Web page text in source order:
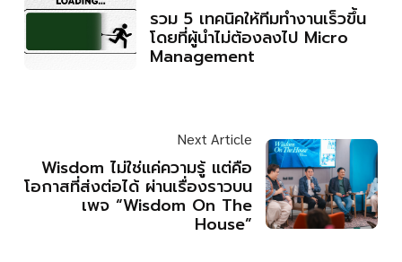
รวม 5 เทคนิคให้ทีมทำงานเร็วขึ้น
โดยที่ผู้นำไม่ต้องลงไป Micro
Management
Next Article
Wisdom ไม่ใช่แค่ความรู้ แต่คือ
โอกาสที่ส่งต่อได้ ผ่านเรื่องราวบน
เพจ “Wisdom On The
House”